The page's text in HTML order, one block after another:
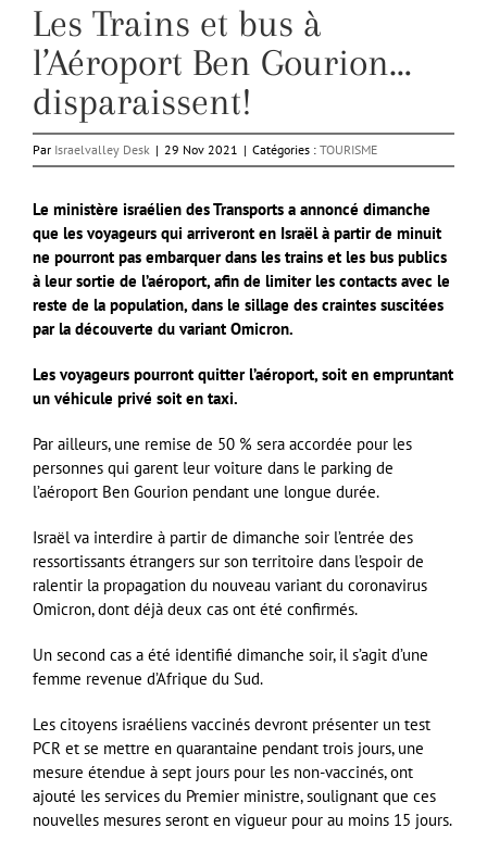
Les Trains et bus à
l’Aéroport Ben Gourion…
disparaissent!
Par Israelvalley Desk | 29 Nov 2021 | Catégories : TOURISME
Le ministère israélien des Transports a annoncé dimanche
que les voyageurs qui arriveront en Israël à partir de minuit
ne pourront pas embarquer dans les trains et les bus publics
à leur sortie de l’aéroport, afin de limiter les contacts avec le
reste de la population, dans le sillage des craintes suscitées
par la découverte du variant Omicron.
Les voyageurs pourront quitter l’aéroport, soit en empruntant
un véhicule privé soit en taxi.
Par ailleurs, une remise de 50 % sera accordée pour les
personnes qui garent leur voiture dans le parking de
l’aéroport Ben Gourion pendant une longue durée.
Israël va interdire à partir de dimanche soir l’entrée des
ressortissants étrangers sur son territoire dans l’espoir de
ralentir la propagation du nouveau variant du coronavirus
Omicron, dont déjà deux cas ont été confirmés.
Un second cas a été identifié dimanche soir, il s’agit d’une
femme revenue d’Afrique du Sud.
Les citoyens israéliens vaccinés devront présenter un test
PCR et se mettre en quarantaine pendant trois jours, une
mesure étendue à sept jours pour les non-vaccinés, ont
ajouté les services du Premier ministre, soulignant que ces
nouvelles mesures seront en vigueur pour au moins 15 jours.